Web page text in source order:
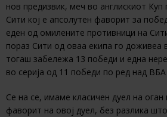
нов предизвик, меч во англискиот
Сити кој е апсолутен фаворит за
еден од омилените противници на
пораз Сити од оваа екипа го доживеа
тогаш забележа 13 победи и една
во серија од 11 победи по ред над ВБА
Се на се, имаме класичен дуел на оган
фаворит на овој дуел, без разлика